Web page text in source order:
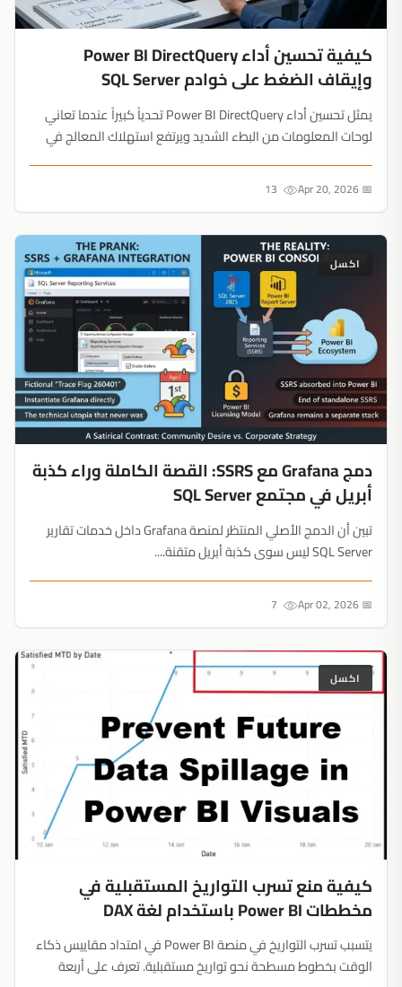
كيفية تحسين أداء Power BI DirectQuery
وإيقاف الضغط على خوادم SQL Server
يمثل تحسين أداء Power BI DirectQuery تحدياً كبيراً عندما تعاني
لوحات المعلومات من البطء الشديد ويرتفع استهلاك المعالج في
📅 Apr 20, 2026
اكسل
دمج Grafana مع SSRS: القصة الكاملة وراء كذبة
أبريل في مجتمع SQL Server
تبين أن الدمج الأصلي المنتظر لمنصة Grafana داخل خدمات تقارير
SQL Server ليس سوى كذبة أبريل متقنة....
📅 Apr 02, 2026
اكسل
كيفية منع تسرب التواريخ المستقبلية في
مخططات Power BI باستخدام لغة DAX
يتسبب تسرب التواريخ في منصة Power BI في امتداد مقاييس ذكاء
الوقت بخطوط مسطحة نحو تواريخ مستقبلية. تعرف على أربعة